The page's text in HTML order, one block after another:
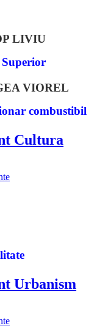
LIVIU
VIOREL
combustibil
Cultura
Urbanism